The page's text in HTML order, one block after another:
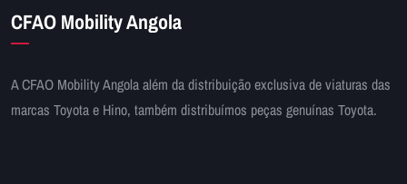
CFAO Mobility Angola
A CFAO Mobility Angola além da distribuição exclusiva de viaturas das
marcas Toyota e Hino, também distribuímos peças genuínas Toyota.